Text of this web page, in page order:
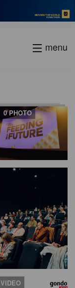
menu
0 PHOTO
VIDEO